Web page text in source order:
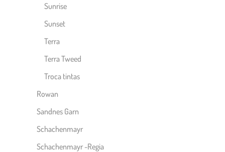
Sunrise
Sunset
Terra
Terra Tweed
Troca tintas
Rowan
Sandnes Garn
Schachenmayr
Schachenmayr -Regia